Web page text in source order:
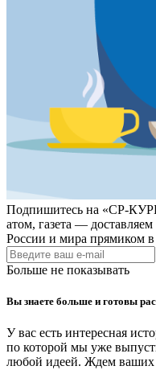
Подпишитесь на «СР-
атом, газета —
России и мира прямиком
Больше не показывать
Вы знаете больше и готовы
У вас есть интересная
по которой мы уже
любой идеей. Ждем